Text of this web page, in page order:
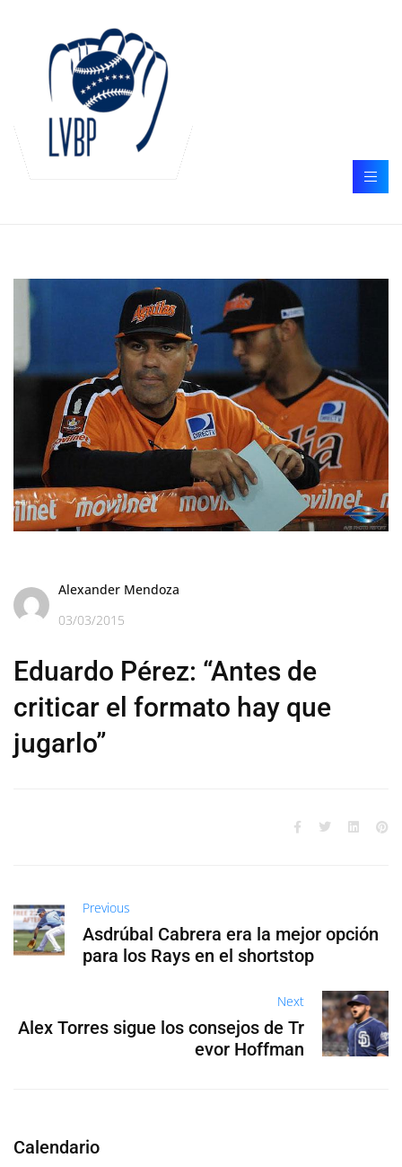
Alexander Mendoza
03/03/2015
Eduardo Pérez: “Antes de
criticar el formato hay que
jugarlo”
Previous
Asdrúbal Cabrera era la mejor opción
para los Rays en el shortstop
Next
Alex Torres sigue los consejos de Tr
evor Hoffman
Calendario